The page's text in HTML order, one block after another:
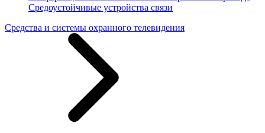
Средоустойчивые устройства связи
Средства и системы охранного телевидения